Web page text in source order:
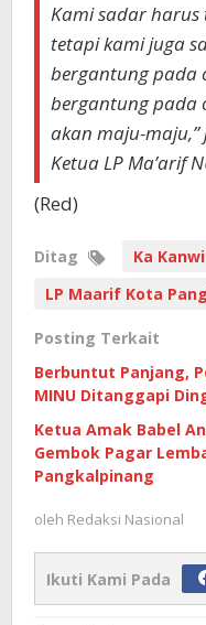
Kami sadar
tetapi kami juga
bergantung pada
bergantung pada
akan maju-maju,”
Ketua LP Ma’arif
(Red)
Ditag
Ka
LP Maarif Kota
Posting Terkait
Berbuntut Panjang,
MINU Ditanggapi
Ketua Amak Babel
Gembok Pagar
Pangkalpinang
oleh Redaksi Nasional
Ikuti Kami Pada